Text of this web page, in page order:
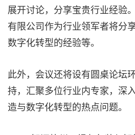
展开讨论，分享宝贵行业经验
有限公司作为行业领军者将分
数字化转型的经验等。
此外，会议还将设有圆桌论坛
持，汇聚多位行业内专家，深
造与数字化转型的热点问题。